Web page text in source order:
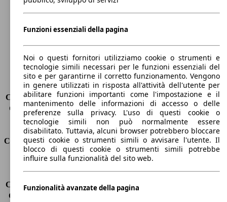
Passo
2940 mm
Porte
4
Sedili
5
Carico sul tetto
-
Capacità di traino (senza freni) -
Capacità di traino (con freni)
-
Volume del bagagliaio
655 - 1790 l
Consumi
Emissioni di CO2*
263 g/km (komb.)
Consumo (urbano)
15.2 l/100km
Consumo (extra-urbano) 9.3 l/100km
Consumo (combinato)*
Funzioni essenziali della pagina
Noi o questi fornitori utilizziamo cookie o strumenti e
tecnologie simili necessari per le funzioni essenziali del
sito e per garantirne il corretto funzionamento. Vengono
in genere utilizzati in risposta all'attività dell'utente per
abilitare funzioni importanti come l'impostazione e il
mantenimento delle informazioni di accesso o delle
preferenze sulla privacy. L'uso di questi cookie o
tecnologie simili non può normalmente essere
disabilitato. Tuttavia, alcuni browser potrebbero bloccare
questi cookie o strumenti simili o avvisare l'utente. Il
blocco di questi cookie o strumenti simili potrebbe
influire sulla funzionalità del sito web.
Funzionalità avanzate della pagina